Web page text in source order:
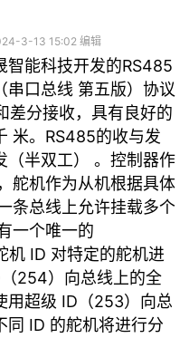
3-13 15:02 编辑
智能科技开发的RS485
串口总线 第五版）协议
差分接收，具有良好的
米。RS485的收与发
（半双工） 。控制器作
舵机作为从机根据具体
条总线上允许挂载多个
一个唯一的
机 ID 对特定的舵机进
254）向总线上的全
用超级 ID（253）向总
同 ID 的舵机将进行分